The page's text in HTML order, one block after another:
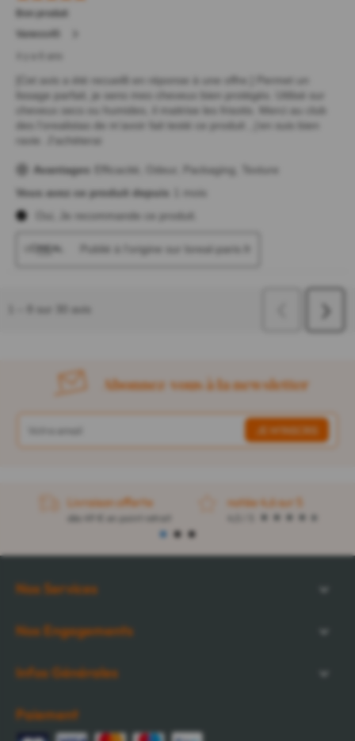
Abonnez-vous à la newsletter
Livraison offerte
dès 49 € en point retrait
notée 4,6 sur 5
Nos Services
Nos Engagements
Infos Générales
Paiement